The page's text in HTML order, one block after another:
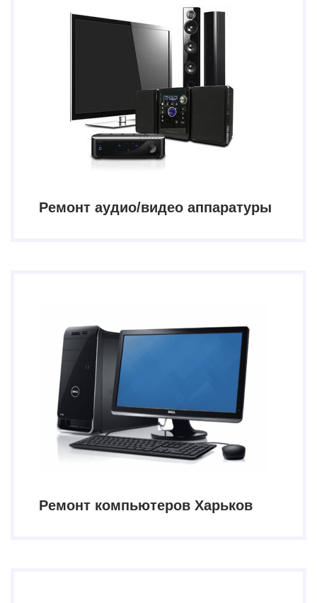
Ремонт аудио/видео аппаратуры
Ремонт компьютеров Харьков